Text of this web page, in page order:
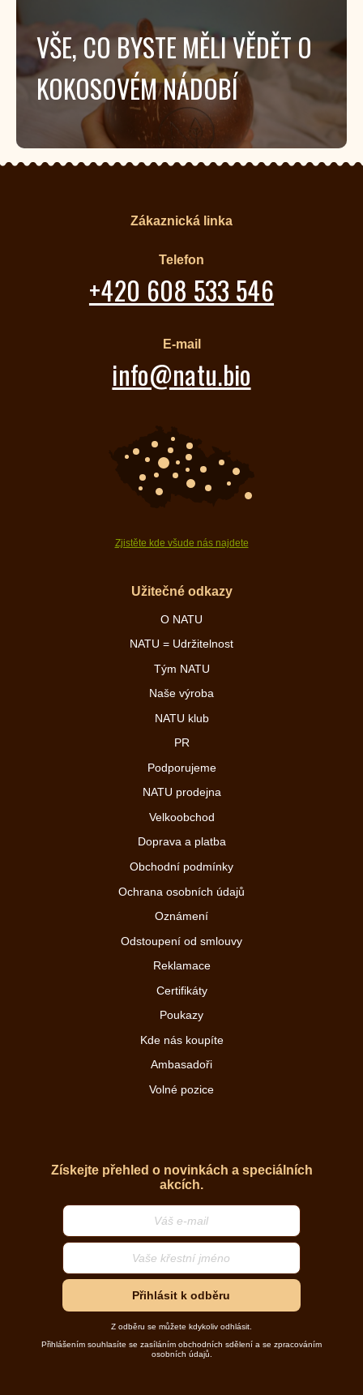
VŠE, CO BYSTE MĚLI VĚDĚT O
KOKOSOVÉM NÁDOBÍ
Zákaznická linka
Telefon
+420 608 533 546
E-mail
info@natu.bio
Zjistěte kde všude nás najdete
Užitečné odkazy
O NATU
NATU = Udržitelnost
Tým NATU
Naše výroba
NATU klub
PR
Podporujeme
NATU prodejna
Velkoobchod
Doprava a platba
Obchodní podmínky
Ochrana osobních údajů
Oznámení
Odstoupení od smlouvy
Reklamace
Certifikáty
Poukazy
Kde nás koupíte
Ambasadoři
Volné pozice
Získejte přehled o novinkách a speciálních
akcích.
Přihlásit k odběru
Z odběru se můžete kdykoliv odhlásit.
Přihlášením souhlasíte se zasíláním obchodních sdělení a se zpracováním
osobních údajů.